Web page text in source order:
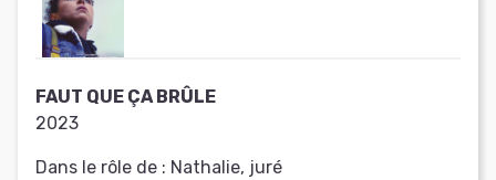
FAUT QUE ÇA BRÛLE
2023
Dans le rôle de : Nathalie, juré